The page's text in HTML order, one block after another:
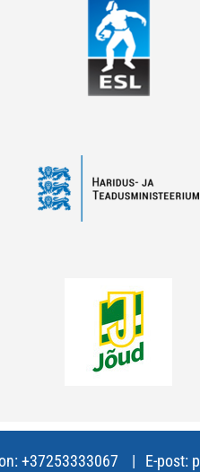
+37253333067 E-post: